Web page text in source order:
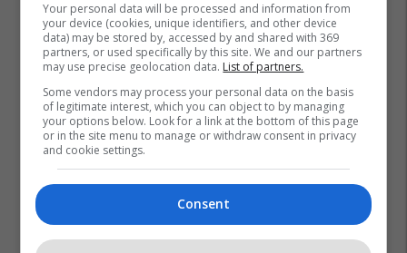
Your personal data will be processed and information from
your device (cookies, unique identifiers, and other device
data) may be stored by, accessed by and shared with 369
partners, or used specifically by this site. We and our partners
may use precise geolocation data. List of partners.
Some vendors may process your personal data on the basis
of legitimate interest, which you can object to by managing
your options below. Look for a link at the bottom of this page
or in the site menu to manage or withdraw consent in privacy
and cookie settings.
Consent